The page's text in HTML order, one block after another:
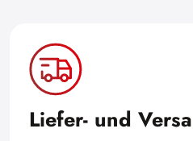
Liefer- und